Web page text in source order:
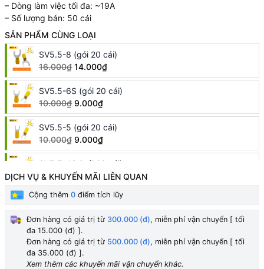
– Dòng làm việc tối đa: ~19A
– Số lượng bán: 50 cái
SẢN PHẨM CÙNG LOẠI
SV5.5-8 (gói 20 cái)
16.000₫ 14.000₫
SV5.5-6S (gói 20 cái)
10.000₫ 9.000₫
SV5.5-5 (gói 20 cái)
10.000₫ 9.000₫
SV5.5-4S (gói 20 cái)
10.000₫ 9.000₫
SV3.5-6 (gói 20 cái)
SV3.5-5 (gói 20 cái)
10.000₫ 9.000₫
DỊCH VỤ & KHUYẾN MÃI LIÊN QUAN
Cộng thêm 0 điểm tích lũy
Đơn hàng có giá trị từ 300.000 (đ), miễn phí vận chuyển [ tối
đa 15.000 (đ) ].
Đơn hàng có giá trị từ 500.000 (đ), miễn phí vận chuyển [ tối
đa 35.000 (đ) ].
Xem thêm các khuyến mãi vận chuyển khác.